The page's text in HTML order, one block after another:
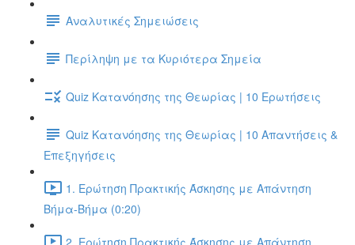
Αναλυτικές Σημειώσεις
Περίληψη με τα Κυριότερα Σημεία
Quiz Κατανόησης της Θεωρίας | 10 Ερωτήσεις
Quiz Κατανόησης της Θεωρίας | 10 Απαντήσεις &
Επεξηγήσεις
1. Ερώτηση Πρακτικής Άσκησης με Απάντηση
Βήμα-Βήμα (0:20)
2. Ερώτηση Πρακτικής Άσκησης με Απάντηση